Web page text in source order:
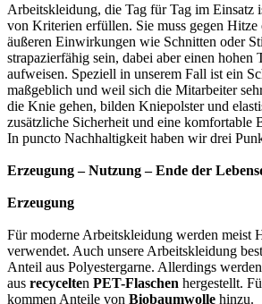
Arbeitskleidung, die Tag für Tag im Einsatz
von Kriterien erfüllen. Sie muss gegen
äußeren Einwirkungen wie Schnitten oder
strapazierfähig sein, dabei aber einen hohen
aufweisen. Speziell in unserem Fall ist ein
maßgeblich und weil sich die Mitarbeiter
die Knie gehen, bilden Kniepolster und
zusätzliche Sicherheit und eine komfortable
In puncto Nachhaltigkeit haben wir drei
Erzeugung – Nutzung – Ende der
Erzeugung
Für moderne Arbeitskleidung werden meist
verwendet. Auch unsere Arbeitskleidung
Anteil aus Polyestergarne. Allerdings
aus recycelten PET-Flaschen hergestellt.
kommen Anteile von Biobaumwolle hinzu.